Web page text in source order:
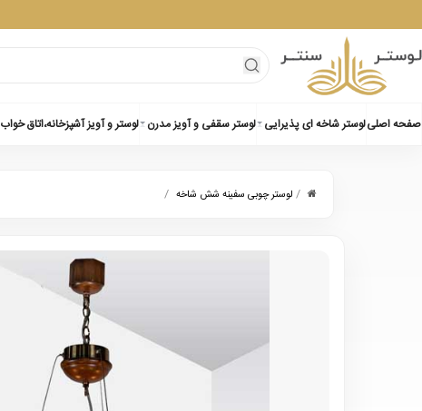
صفحه اصلیلوستر شاخه ای پذیرایی لوستر سقفی و آویز مدرن لوستر و آویز آشپزخانه،اتاق خواب
/ لوستر چوبی سفینه شش شاخه /